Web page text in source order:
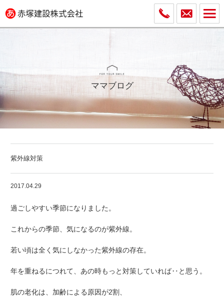
ママブログ
紫外線対策
2017.04.29
過ごしやすい季節になりました。
これからの季節、気になるのが紫外線。
若い頃は全く気にしなかった紫外線の存在。
年を重ねるにつれて、あの時もっと対策していれば‥と思う。
肌の老化は、加齢による原因が2割、